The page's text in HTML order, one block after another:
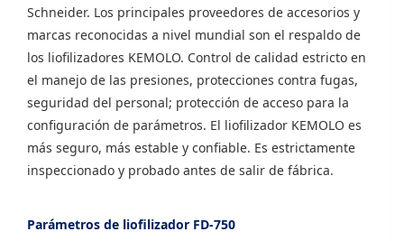
Schneider. Los principales proveedores de accesorios y
marcas reconocidas a nivel mundial son el respaldo de
los liofilizadores KEMOLO. Control de calidad estricto en
el manejo de las presiones, protecciones contra fugas,
seguridad del personal; protección de acceso para la
configuración de parámetros. El liofilizador KEMOLO es
más seguro, más estable y confiable. Es estrictamente
inspeccionado y probado antes de salir de fábrica.
Parámetros de liofilizador FD-750